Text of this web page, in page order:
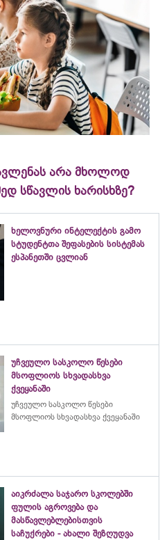
არა მხოლოდ
სწავლის ხარისხზე?
ხელოვნური ინტელექტის გამო
სტუდენტთა შეფასების სისტემას
ესპანეთში ცვლიან
უჩვეულო სასკოლო წესები
მსოფლიოს სხვადასხვა
ქვეყანაში
უჩვეულო სასკოლო წესები
მსოფლიოს სხვადასხვა ქვეყანაში
აიკრძალა საჯარო სკოლებში
ფულის აგროვება და
მასწავლებლებისთვის
საჩუქრები - ახალი შეზღუდვა